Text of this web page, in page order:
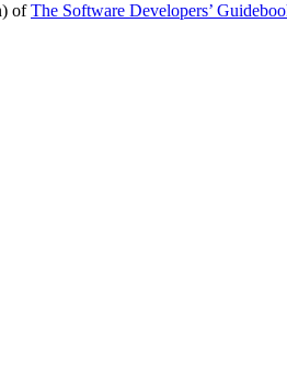
ofThe Software Developers’